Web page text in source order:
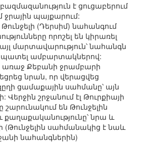
է ցուցաբերում
ջրային պայքարում:
(Դերսիմ) նահանգում
որոշել են կիրառել
մարտավարություն՝ նահանգն
ամբարտակներով:
Քեբանի ջրամբարի
նրան, որ վերացվեց
ցամաքային սահմանը՝ այն
Վերջին շրջանում էլ Թուրքիայի
շարունակում են Թունջելին
քաղաքականությունը՝ նրա և
(Թունջելին սահմանակից է նաև
նահանգներին)